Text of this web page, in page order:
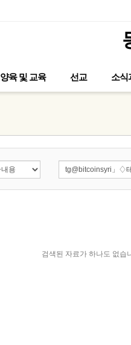
양육 및 교육 선교 소식
검색된 자료가 하나도 없습